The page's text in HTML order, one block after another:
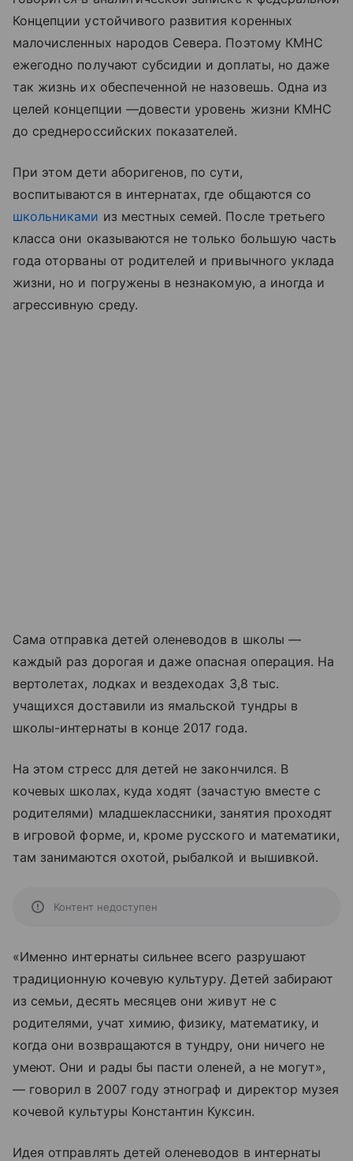
Концепции устойчивого развития коренных
малочисленных народов Севера. Поэтому КМНС
ежегодно получают субсидии и доплаты, но даже
так жизнь их обеспеченной не назовешь. Одна из
целей концепции —довести уровень жизни КМНС
до среднероссийских показателей.
При этом дети аборигенов, по сути,
воспитываются в интернатах, где общаются со
школьниками из местных семей. После третьего
класса они оказываются не только большую часть
года оторваны от родителей и привычного уклада
жизни, но и погружены в незнакомую, а иногда и
агрессивную среду.
Сама отправка детей оленеводов в школы —
каждый раз дорогая и даже опасная операция. На
вертолетах, лодках и вездеходах 3,8 тыс.
учащихся доставили из ямальской тундры в
школы-интернаты в конце 2017 года.
На этом стресс для детей не закончился. В
кочевых школах, куда ходят (зачастую вместе с
родителями) младшеклассники, занятия проходят
в игровой форме, и, кроме русского и математики,
там занимаются охотой, рыбалкой и вышивкой.
Контент недоступен
«Именно интернаты сильнее всего разрушают
традиционную кочевую культуру. Детей забирают
из семьи, десять месяцев они живут не с
родителями, учат химию, физику, математику, и
когда они возвращаются в тундру, они ничего не
умеют. Они и рады бы пасти оленей, а не могут»,
— говорил в 2007 году этнограф и директор музея
кочевой культуры Константин Куксин.
Идея отправлять детей оленеводов в интернаты